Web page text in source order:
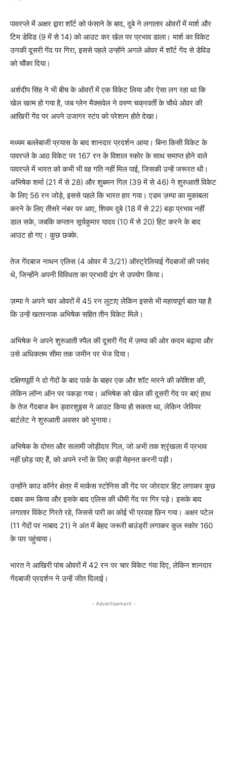
पावरप्ले में अक्षर द्वारा शॉर्ट को फंसाने के बाद, दुबे ने लगातार ओवरों में मार्श और
टिम डेविड (9 में से 14) को आउट कर खेल पर प्रभाव डाला। मार्श का विकेट
उनकी दूसरी गेंद पर गिरा, इससे पहले उन्होंने अगले ओवर में शॉर्ट गेंद से डेविड
को चौंका दिया।
अर्शदीप सिंह ने भी बीच के ओवरों में एक विकेट लिया और ऐसा लग रहा था कि
खेल खत्म हो गया है, जब ग्लेन मैक्सवेल ने वरुण चक्रवर्ती के चौथे ओवर की
आखिरी गेंद पर अपने उजागर स्टंप को परेशान होते देखा।
मध्यम बल्लेबाजी प्रयास के बाद शानदार प्रदर्शन आया। बिना किसी विकेट के
पावरप्ले के आठ विकेट पर 167 रन के विशाल स्कोर के साथ समाप्त होने वाले
पावरप्ले में भारत को कभी भी वह गति नहीं मिल पाई, जिसकी उन्हें जरूरत थी।
अभिषेक शर्मा (21 में से 28) और शुबमन गिल (39 में से 46) ने शुरुआती विकेट
के लिए 56 रन जोड़े, इससे पहले कि भारत हार गया। एडम ज़म्पा का मुकाबला
करने के लिए तीसरे नंबर पर आए, शिवम दुबे (18 में से 22) बड़ा प्रभाव नहीं
डाल सके, जबकि कप्तान सूर्यकुमार यादव (10 में से 20) हिट करने के बाद
आउट हो गए। कुछ छक्के.
तेज गेंदबाज नाथन एलिस (4 ओवर में 3/21) ऑस्ट्रेलियाई गेंदबाजों की पसंद
थे, जिन्होंने अपनी विविधता का प्रभावी ढंग से उपयोग किया।
ज़म्पा ने अपने चार ओवरों में 45 रन लुटाए लेकिन इससे भी महत्वपूर्ण बात यह है
कि उन्हें खतरनाक अभिषेक सहित तीन विकेट मिले।
अभिषेक ने अपने शुरुआती स्पैल की दूसरी गेंद में ज़म्पा की ओर कदम बढ़ाया और
उसे अधिकतम सीमा तक जमीन पर भेज दिया।
दक्षिणपूर्वी ने दो गेंदों के बाद पार्क के बाहर एक और शॉट मारने की कोशिश की,
लेकिन लॉन्ग ऑन पर पकड़ा गया। अभिषेक को खेल की दूसरी गेंद पर बाएं हाथ
के तेज गेंदबाज बेन ड्वारशुइस ने आउट किया हो सकता था, लेकिन जेवियर
बार्टलेट ने शुरुआती अवसर को भुनाया।
अभिषेक के दोस्त और सलामी जोड़ीदार गिल, जो अभी तक श्रृंखला में प्रभाव
नहीं छोड़ पाए हैं, को अपने रनों के लिए कड़ी मेहनत करनी पड़ी।
उन्होंने काउ कॉर्नर क्षेत्र में मार्कस स्टोनिस की गेंद पर जोरदार हिट लगाकर कुछ
दबाव कम किया और इसके बाद एलिस की धीमी गेंद पर गिर पड़े। इसके बाद
लगातार विकेट गिरते रहे, जिससे पारी का कोई भी प्रवाह छिन गया। अक्षर पटेल
(11 गेंदों पर नाबाद 21) ने अंत में बेहद जरूरी बाउंड्री लगाकर कुल स्कोर 160
के पार पहुंचाया।
भारत ने आखिरी पांच ओवरों में 42 रन पर चार विकेट गंवा दिए, लेकिन शानदार
गेंदबाजी प्रदर्शन ने उन्हें जीत दिलाई।
- Advertisement -